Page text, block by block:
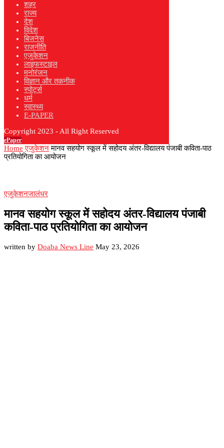
शहर
राज्य
देश
विदेश
बिजनेस
राजनीति
एजुकेशन
लाइफस्टाइल
मनोरंजन
विज्ञान और तकनीक
स्पोर्ट्स
धर्म
स्वास्थ्य
E-PAPER
Copyright 2023 - All Right Reserved
ePaper
Home एजुकेशन मानव सहयोग स्कूल में सहोदय अंतर-विद्यालय पंजाबी कविता-पाठ
प्रतियोगिता का आयोजन
एजुकेशनजालंधर
मानव सहयोग स्कूल में सहोदय अंतर-विद्यालय पंजाबी
कविता-पाठ प्रतियोगिता का आयोजन
written by Doaba News Line May 23, 2026